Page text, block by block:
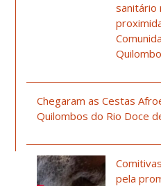
sanitário
Chegaram as Cestas
Quilombos do Rio Doce
pela